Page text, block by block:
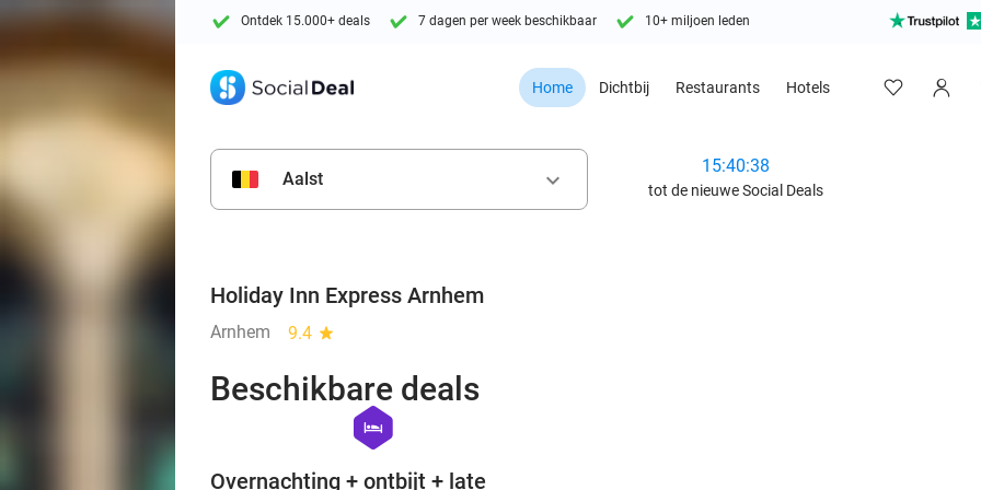
Ontdek 15.000+ deals 7 dagen per week beschikbaar 10+ miljoen leden
Home Dichtbij Restaurants Hotels
Aalst keyboard_arrow_down
15:40:36
tot de nieuwe Social Deals
Holiday Inn Express Arnhem
Arnhem 9.4 star
Beschikbare deals
hexagon
hotel
Overnachting + ontbijt + late